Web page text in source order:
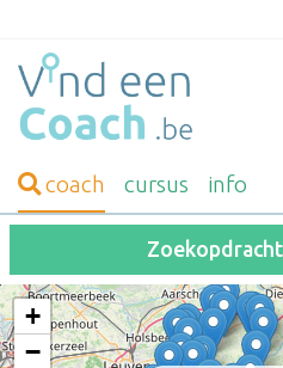
coach cursus info
+
−